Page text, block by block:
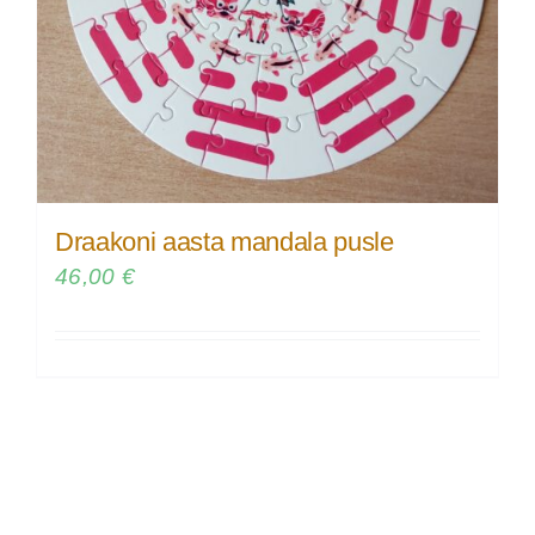
Draakoni aasta mandala pusle
46,00 €